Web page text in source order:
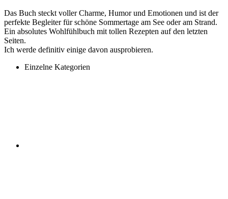
Das Buch steckt voller Charme, Humor und Emotionen und ist der
perfekte Begleiter für schöne Sommertage am See oder am Strand.
Ein absolutes Wohlfühlbuch mit tollen Rezepten auf den letzten
Seiten.
Ich werde definitiv einige davon ausprobieren.
Einzelne Kategorien